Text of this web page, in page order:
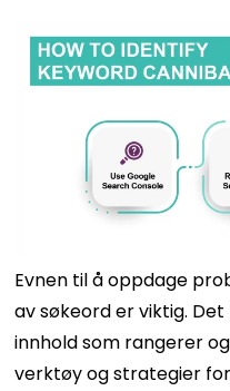
Evnen til å oppdage
av søkeord er viktig.
innhold som rangerer
verktøy og strategier